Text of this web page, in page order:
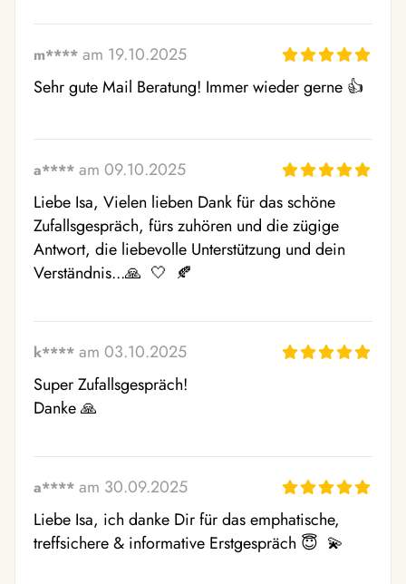
m**** am 19.10.2025
Sehr gute Mail Beratung! Immer wieder gerne 👍
a**** am 09.10.2025
Liebe Isa, Vielen lieben Dank für das schöne
Zufallsgespräch, fürs zuhören und die zügige
Antwort, die liebevolle Unterstützung und dein
Verständnis...🙏  🤍  🍂
k**** am 03.10.2025
Super Zufallsgespräch!
Danke 🙏
a**** am 30.09.2025
Liebe Isa, ich danke Dir für das emphatische,
treffsichere & informative Erstgespräch 😇  💫